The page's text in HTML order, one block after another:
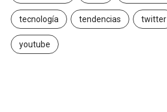
tecnología tendencias twitter
youtube